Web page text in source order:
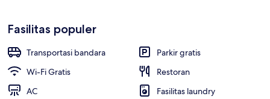
Fasilitas populer
Transportasi bandara
Parkir gratis
Wi-Fi Gratis
Restoran
AC
Fasilitas laundry